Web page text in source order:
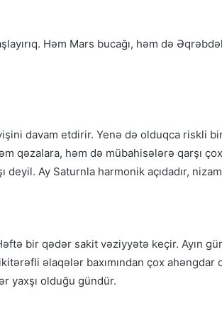
Həm Mars bucağı, həm də
davam etdirir. Yenə də olduqca riskli
qəzalara, həm də mübahisələrə qarşı
deyil. Ay Saturnla harmonik açıdadır,
bir qədər sakit vəziyyətə keçir. Ayın
əlaqələr baxımından çox ahəngdar
yaxşı olduğu gündür.